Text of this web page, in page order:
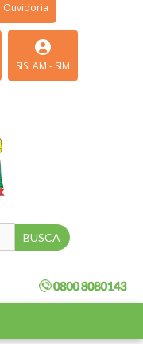
Ouvidoria
SISLAM - SIM